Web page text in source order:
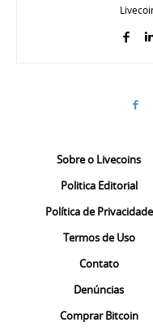
Sobre o Livecoins
Politica Editorial
Política de Privacidade
Termos de Uso
Contato
Denúncias
Comprar Bitcoin